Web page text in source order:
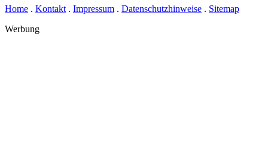
Home . Kontakt . Impressum . Datenschutzhinweise . Sitemap
Werbung